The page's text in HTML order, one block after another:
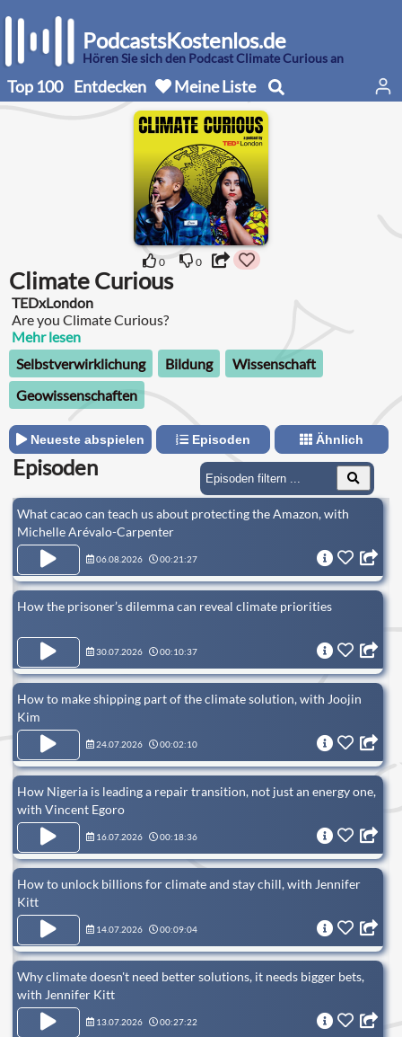
PodcastsKostenlos.de
Hören Sie sich den Podcast Climate Curious an
Top 100 Entdecken Meine Liste
0 0
Climate Curious
TEDxLondon
Are you Climate Curious?
Mehr lesen
Selbstverwirklichung
Bildung
Wissenschaft
Geowissenschaften
Neueste abspielen Episoden Ähnlich
Episoden
What cacao can teach us about protecting the Amazon, with
Michelle Arévalo-Carpenter
06.08.2026 00:21:27
How the prisoner’s dilemma can reveal climate priorities
30.07.2026 00:10:37
How to make shipping part of the climate solution, with Joojin
Kim
24.07.2026 00:02:10
How Nigeria is leading a repair transition, not just an energy one,
with Vincent Egoro
16.07.2026 00:18:36
How to unlock billions for climate and stay chill, with Jennifer
Kitt
14.07.2026 00:09:04
Why climate doesn't need better solutions, it needs bigger bets,
with Jennifer Kitt
13.07.2026 00:27:22